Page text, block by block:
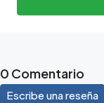
0 Comentario
Escribe una reseña